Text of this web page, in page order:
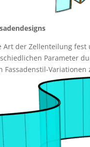
Art der Zellenteilung fest
Parameter
Fassadenstil-Variationen